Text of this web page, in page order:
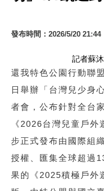
發布時間：2026/5/20 21:44
記者蘇
還我特色公園行動聯
日舉辦「台灣兒少身
者會，公布針對全台
《2026台灣兒童戶外
步正式發布由國際
授權、匯集全球超過
果的《2025積極戶外